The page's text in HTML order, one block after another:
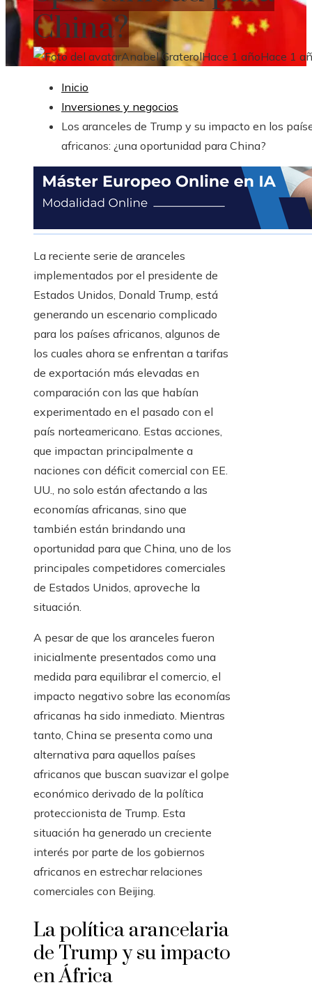
China?
Anabel GraterolHace 1 añoHace 1
Inicio
Inversiones y negocios
Los aranceles de Trump y su impacto en los
africanos: ¿una oportunidad para China?
La reciente serie de aranceles
implementados por el presidente de
Estados Unidos, Donald Trump, está
generando un escenario complicado
para los países africanos, algunos de
los cuales ahora se enfrentan a tarifas
de exportación más elevadas en
comparación con las que habían
experimentado en el pasado con el
país norteamericano. Estas acciones,
que impactan principalmente a
naciones con déficit comercial con EE.
UU., no solo están afectando a las
economías africanas, sino que
también están brindando una
oportunidad para que China, uno de los
principales competidores comerciales
de Estados Unidos, aproveche la
situación.
A pesar de que los aranceles fueron
inicialmente presentados como una
medida para equilibrar el comercio, el
impacto negativo sobre las economías
africanas ha sido inmediato. Mientras
tanto, China se presenta como una
alternativa para aquellos países
africanos que buscan suavizar el golpe
económico derivado de la política
proteccionista de Trump. Esta
situación ha generado un creciente
interés por parte de los gobiernos
africanos en estrechar relaciones
comerciales con Beijing.
La política arancelaria
de Trump y su impacto
en África